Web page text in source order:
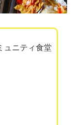
ュニティ食堂